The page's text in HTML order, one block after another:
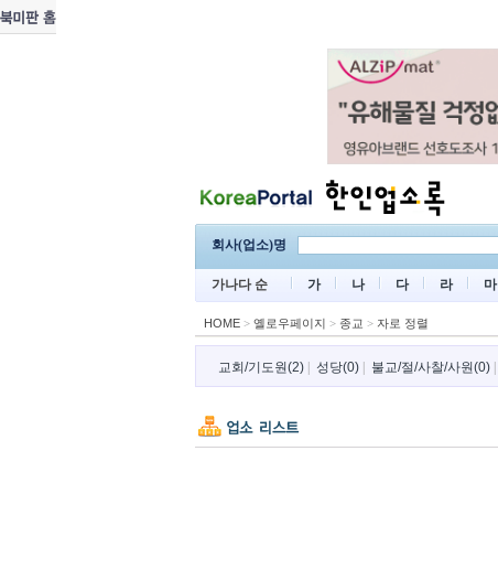
회사(업소)명
가나다 순 가 나 다 라 마
HOME > 옐로우페이지 > 종교 > 자로 정렬
교회/기도원(2) 성당(0) 불교/절/사찰/사원(0)